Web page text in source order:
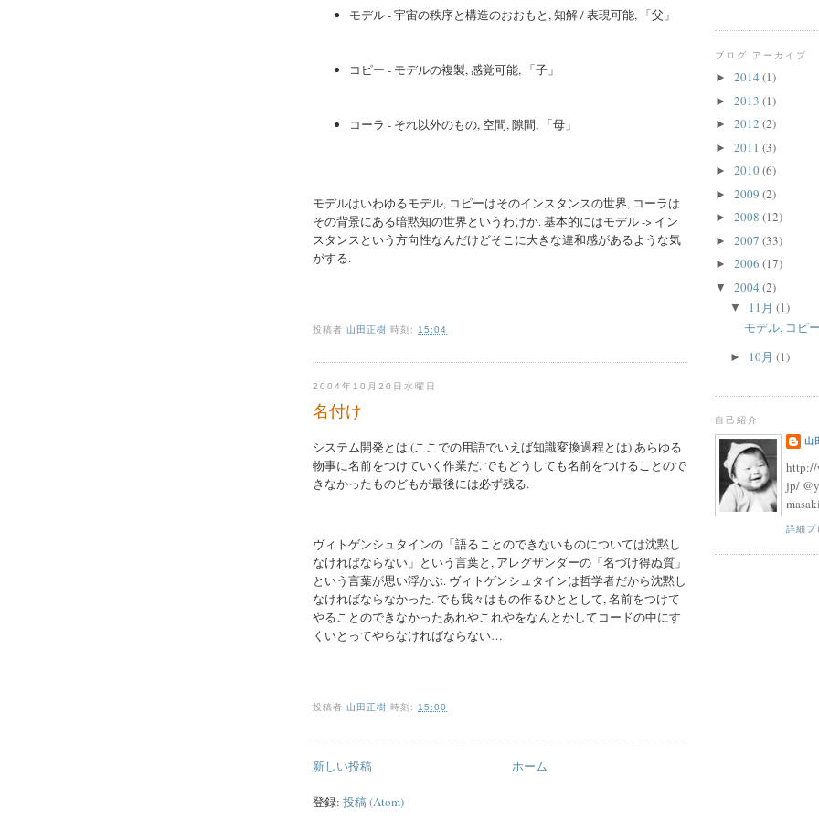
モデル - 宇宙の秩序と構造のおおもと, 知解 / 表現可能, 「父」
コピー - モデルの複製, 感覚可能, 「子」
コーラ - それ以外のもの, 空間, 隙間, 「母」
モデルはいわゆるモデル, コピーはそのインスタンスの世界, コーラは
その背景にある暗黙知の世界というわけか. 基本的にはモデル -> イン
スタンスという方向性なんだけどそこに大きな違和感があるような気
がする.
投稿者山田正樹 時刻:15:04
2004年10月20日水曜日
名付け
システム開発とは (ここでの用語でいえば知識変換過程とは) あらゆる
物事に名前をつけていく作業だ. でもどうしても名前をつけることので
きなかったものどもが最後には必ず残る.
ヴィトゲンシュタインの「語ることのできないものについては沈黙し
なければならない」という言葉と, アレグザンダーの「名づけ得ぬ質」
という言葉が思い浮かぶ. ヴィトゲンシュタインは哲学者だから沈黙し
なければならなかった. でも我々はもの作るひととして, 名前をつけて
やることのできなかったあれやこれやをなんとかしてコードの中にす
くいとってやらなければならない…
投稿者山田正樹 時刻:15:00
新しい投稿 ホーム
登録: 投稿 (Atom)
ブログ アーカイブ
► 2014 (1)
► 2013 (1)
► 2012 (2)
► 2011 (3)
► 2010(6)
► 2009 (2)
► 2008 (12)
► 2007 (33)
► 2006 (17)
▼ 2004 (2)
▼ 11月 (1)
モデル, コピ
► 10月 (1)
自己紹介
山
http://
jp/
詳細プ